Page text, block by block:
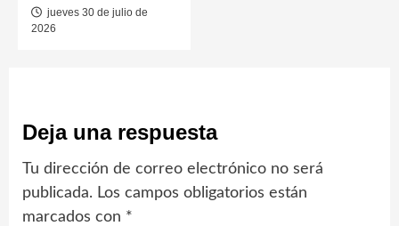
jueves 30 de julio de
2026
Deja una respuesta
Tu dirección de correo electrónico no será
publicada. Los campos obligatorios están
marcados con *